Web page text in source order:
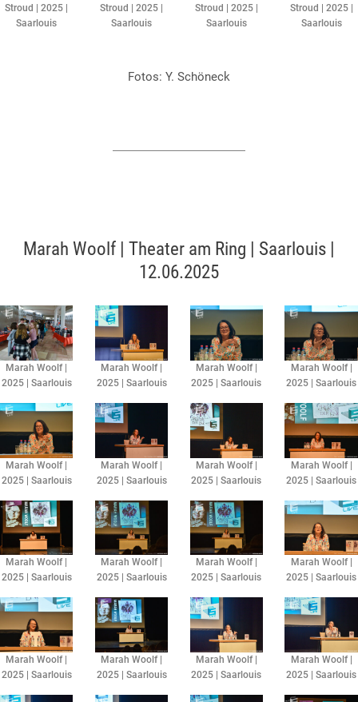
Stroud | 2025 |
Saarlouis
Stroud | 2025 |
Saarlouis
Stroud | 2025 |
Saarlouis
Stroud | 2025 |
Saarlouis
Fotos: Y. Schöneck​
Marah Woolf | Theater am Ring | Saarlouis |
12.06.2025
Marah Woolf |
2025 | Saarlouis
Marah Woolf |
2025 | Saarlouis
Marah Woolf |
2025 | Saarlouis
Marah Woolf |
2025 | Saarlouis
Marah Woolf |
2025 | Saarlouis
Marah Woolf |
2025 | Saarlouis
Marah Woolf |
2025 | Saarlouis
Marah Woolf |
2025 | Saarlouis
Marah Woolf |
2025 | Saarlouis
Marah Woolf |
2025 | Saarlouis
Marah Woolf |
2025 | Saarlouis
Marah Woolf |
2025 | Saarlouis
Marah Woolf |
2025 | Saarlouis
Marah Woolf |
2025 | Saarlouis
Marah Woolf |
2025 | Saarlouis
Marah Woolf |
2025 | Saarlouis